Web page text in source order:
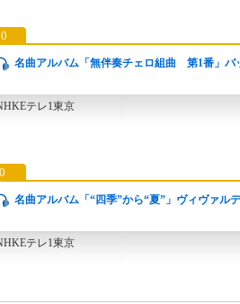
名曲アルバム「無伴奏チェロ組曲 第1番」バ
テレ1東京
名曲アルバム「“四季”から“夏”」ヴィヴァル
テレ1東京